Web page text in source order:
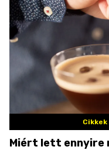
Cikkek
Miért lett ennyire